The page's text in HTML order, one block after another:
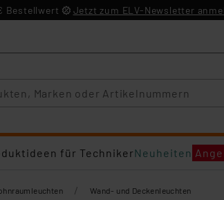
Bestellwert Jetzt zum ELV-Newsletter
für TechnikerNeuheiten
/ Wand- und Deckenleuchten